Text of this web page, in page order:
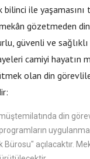
bilinci ile
gözetmeden
güvenli ve
camiyi hayatın
olan din
din
Bürosu" açılacaktır.